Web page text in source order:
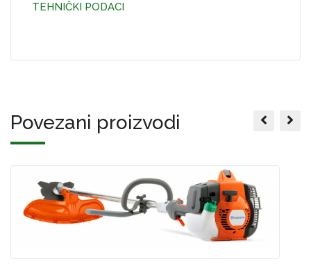
TEHNIČKI PODACI
Povezani proizvodi